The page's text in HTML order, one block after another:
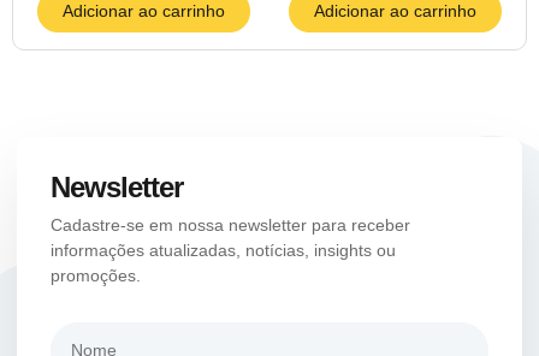
Adicionar ao carrinho Adicionar ao carrinho
Newsletter
Cadastre-se em nossa newsletter para receber
informações atualizadas, notícias, insights ou
promoções.